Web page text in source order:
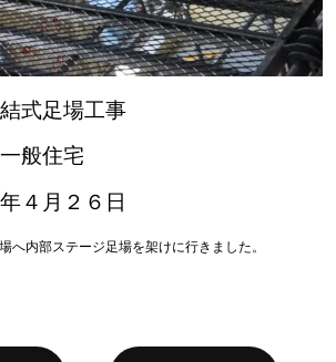
式足場工事
般住宅
４月２６日
へ内部ステージ足場を架けに行きました。